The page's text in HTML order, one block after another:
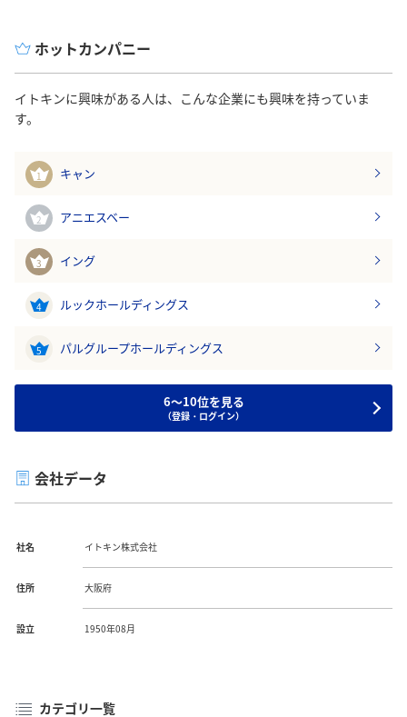
ホットカンパニー
イトキンに興味がある人は、こんな企業にも興味を持っていま
す。
1 キャン
2 アニエスベー
3 イング
4 ルックホールディングス
5 パルグループホールディングス
6～10位を見る
（登録・ログイン）
会社データ
社名 イトキン株式会社
住所 大阪府
設立 1950年08月
カテゴリ一覧